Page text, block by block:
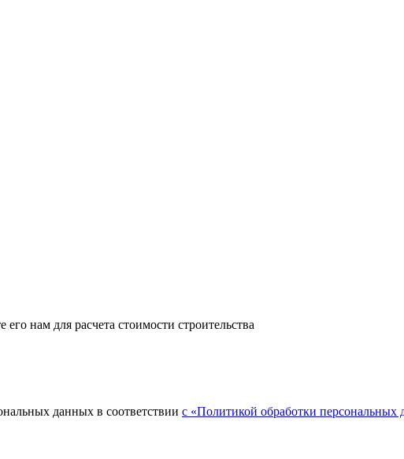
нам для расчета стоимости строительства
данных в соответствии с «Политикой обработки персональных